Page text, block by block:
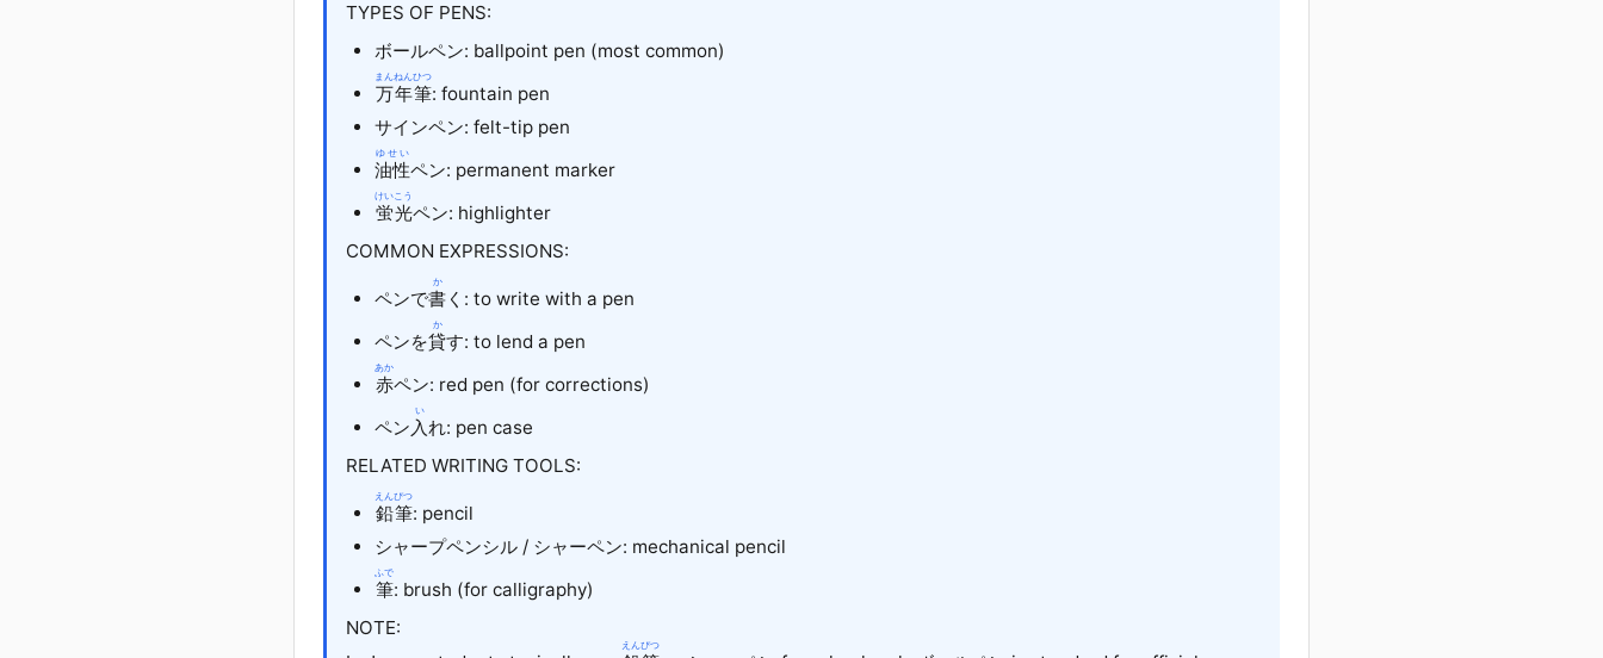
TYPES OF PENS:
ボールペン: ballpoint pen (most common)
万年筆
まんねんひつ
: fountain pen
サインペン: felt-tip pen
油性
ゆせい
ペン: permanent marker
蛍光
けいこう
ペン: highlighter
COMMON EXPRESSIONS:
ペンで書
か
く : to write with a pen
ペンを貸
か
す: to lend a pen
赤
あか
ペン: red pen (for corrections)
ペン入
い
れ: pen case
RELATED WRITING TOOLS:
鉛筆
えんぴつ
: pencil
シャープペンシル / シャーペン: mechanical pencil
筆
ふで
: brush (for calligraphy)
NOTE:
えんぴつ